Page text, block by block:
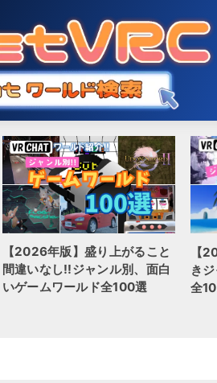
【2026年版】盛り上がること
間違いなし!!ジャンル別、面白
いゲームワールド全100選
【
き
全